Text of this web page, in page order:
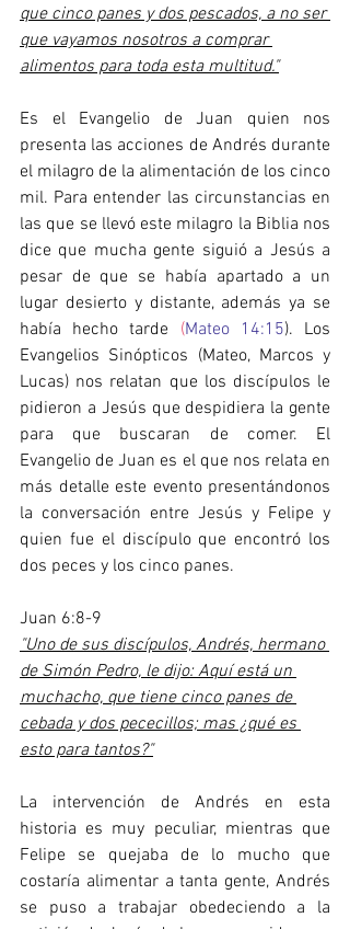
que cinco panes y dos pescados, a no ser
que vayamos nosotros a comprar
alimentos para toda esta multitud."
Es el Evangelio de Juan quien nos
presenta las acciones de Andrés durante
el milagro de la alimentación de los cinco
mil. Para entender las circunstancias en
las que se llevó este milagro la Biblia nos
dice que mucha gente siguió a Jesús a
pesar de que se había apartado a un
lugar desierto y distante, además ya se
había hecho tarde (Mateo 14:15). Los
Evangelios Sinópticos (Mateo, Marcos y
Lucas) nos relatan que los discípulos le
pidieron a Jesús que despidiera la gente
para que buscaran de comer. El
Evangelio de Juan es el que nos relata en
más detalle este evento presentándonos
la conversación entre Jesús y Felipe y
quien fue el discípulo que encontró los
dos peces y los cinco panes.
Juan 6:8-9
"Uno de sus discípulos, Andrés, hermano
de Simón Pedro, le dijo: Aquí está un
muchacho, que tiene cinco panes de
cebada y dos pececillos; mas ¿qué es
esto para tantos?"
La intervención de Andrés en esta
historia es muy peculiar, mientras que
Felipe se quejaba de lo mucho que
costaría alimentar a tanta gente, Andrés
se puso a trabajar obedeciendo a la